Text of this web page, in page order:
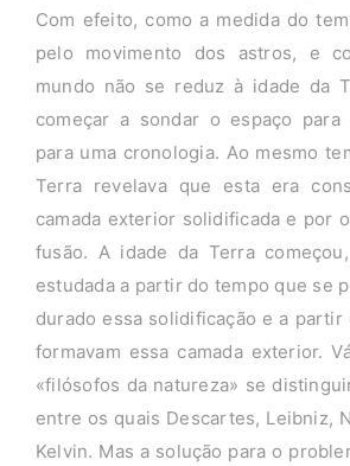
Com efeito, como a medida do
pelo movimento dos astros, e
mundo não se reduz à idade da
começar a sondar o espaço para
para uma cronologia. Ao mesmo
Terra revelava que esta era
camada exterior solidificada e por
fusão. A idade da Terra
estudada a partir do tempo que se
durado essa solidificação e a partir
formavam essa camada exterior.
«filósofos da natureza» se
entre os quais Descartes, Leibniz,
Kelvin. Mas a solução para o